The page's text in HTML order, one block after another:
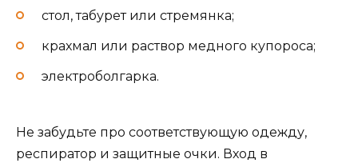
стол, табурет или стремянка;
крахмал или раствор медного купороса;
электроболгарка.
Не забудьте про соответствующую одежду,
респиратор и защитные очки. Вход в